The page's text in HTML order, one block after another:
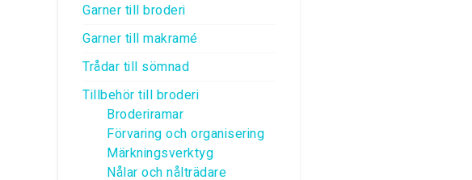
Garner till broderi
Garner till makramé
Trådar till sömnad
Tillbehör till broderi
Broderiramar
Förvaring och organisering
Märkningsverktyg
Nålar och nålträdare